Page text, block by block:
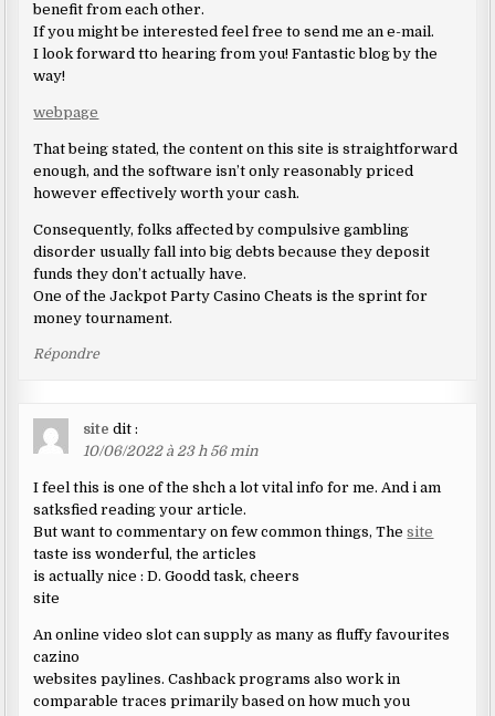
benefit from each other.
If you might be interested feel free to send me an e-mail.
I look forward tto hearing from you! Fantastic blog by the
way!
webpage
That being stated, the content on this site is straightforward
enough, and the software isn’t only reasonably priced
however effectively worth your cash.
Consequently, folks affected by compulsive gambling
disorder usually fall into big debts because they deposit
funds they don’t actually have.
One of the Jackpot Party Casino Cheats is the sprint for
money tournament.
Répondre
site dit :
10/06/2022 à 23 h 56 min
I feel this is one of the shch a lot vital info for me. And i am
satksfied reading your article.
But want to commentary on few common things, Thesite
taste iss wonderful, the articles
is actually nice : D. Goodd task, cheers
site
An online video slot can supply as many as fluffy favourites
cazino
websites paylines. Cashback programs also work in
comparable traces primarily based on how much you